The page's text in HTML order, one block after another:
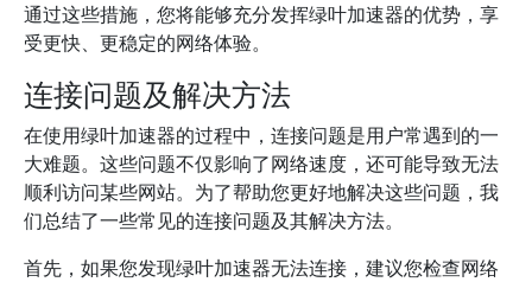
通过这些措施，您将能够充分发挥绿叶加速器的优势，享
受更快、更稳定的网络体验。
连接问题及解决方法
在使用绿叶加速器的过程中，连接问题是用户常遇到的一
大难题。这些问题不仅影响了网络速度，还可能导致无法
顺利访问某些网站。为了帮助您更好地解决这些问题，我
们总结了一些常见的连接问题及其解决方法。
首先，如果您发现绿叶加速器无法连接，建议您检查网络